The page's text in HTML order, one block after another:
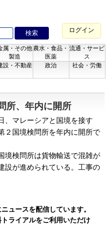
ログイン
属・その他
製造
農水・食品・
医薬
流通・サービ
ス
設・不動産 政治 社会・労働
所、年内に開所
マレーシアと国境を接す
２国境検問所を年内に開所で
検問所は貨物輸送で混雑が
設が進められている。工事の
ュースを配信しています。
ライアルをご利用いただけ